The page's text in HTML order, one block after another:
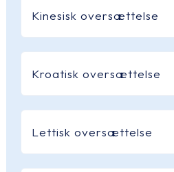
Kinesisk oversættelse
Kroatisk oversættelse
Lettisk oversættelse